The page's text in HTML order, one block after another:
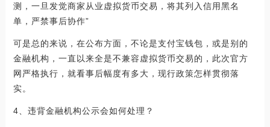
测，一旦发觉商家从业虚拟货币交易，将其列入信用黑名
单，严禁事后协作”
可是总的来说，在公布方面，不论是支付宝钱包，或是别的
金融机构，一直以来全是不兼容虚拟货币交易的，此次官方
网严格执行，就看事后幅度有多大，现行政策怎样贯彻落
实。
4、违背金融机构公示会如何处理？